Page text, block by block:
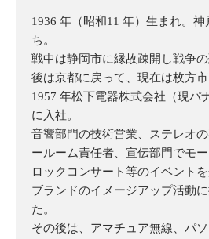
1936 年（昭和11 年）生まれ。
ち。
戦中は静岡市に縁故疎開し戦争
後は京都に戻って、現在は枚方市
1957 年松下電器株式会社（現パ
に入社。
音響部門の技術営業、ステレオ
ールーム責任者、宣伝部門でモ
ロックコンサート等のイベント
ブランドのイメージアップ活動
た。
その後は、アマチュア無線、パ